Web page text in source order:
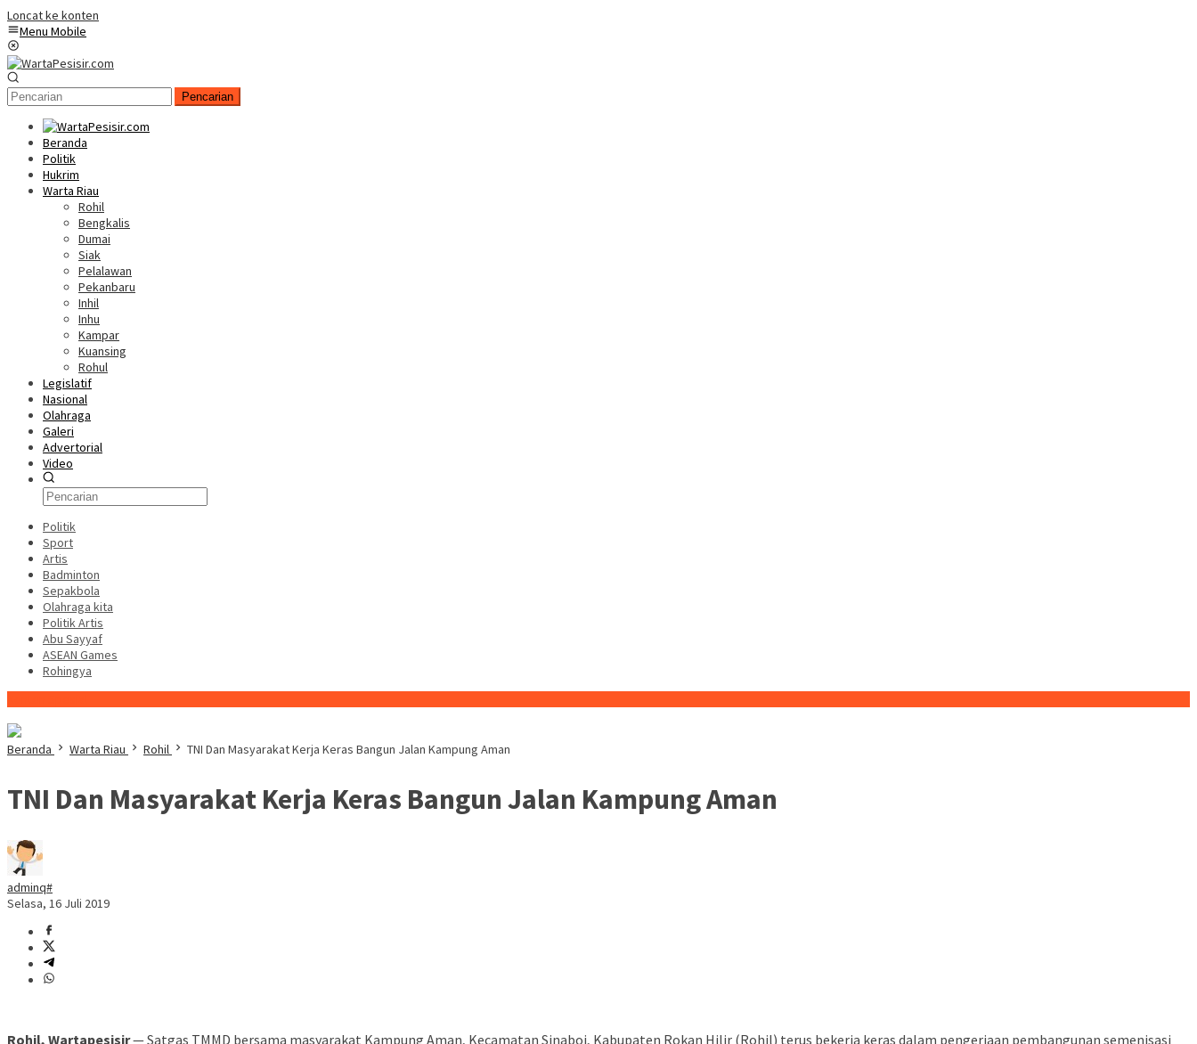
Loncat ke konten
Menu Mobile
Pencarian
Beranda
Politik
Hukrim
Warta Riau
Rohil
Bengkalis
Dumai
Siak
Pelalawan
Pekanbaru
Inhil
Inhu
Kampar
Kuansing
Rohul
Legislatif
Nasional
Olahraga
Galeri
Advertorial
Video
Politik
Sport
Artis
Badminton
Sepakbola
Olahraga kita
Politik Artis
Abu Sayyaf
ASEAN Games
Rohingya
Beranda Warta Riau Rohil TNI Dan Masyarakat Kerja Keras Bangun Jalan Kampung Aman
TNI Dan Masyarakat Kerja Keras Bangun Jalan Kampung Aman
adminq#
Selasa, 16 Juli 2019
Rohil, Wartapesisir— Satgas TMMD bersama masyarakat Kampung Aman, Kecamatan Sinaboi, Kabupaten Rokan Hilir (Rohil) terus bekerja keras dalam pengerjaan pembangunan semenisasi